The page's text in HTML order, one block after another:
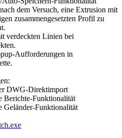
dem Versuch, eine Extrusion mit
zusammengesetzten Profil zu
verdeckten Linien bei
Aufforderungen in
DWG-Direktimport
Berichte-Funktionalität
Geländer-Funktionalität